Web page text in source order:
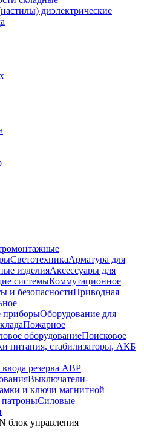
диэлектрические
СветотехникаАрматура для
изделияАксессуары для
системыКоммутационное
и безопасностиПриводная
приборыОборудование для
Пожарное
оборудованиеПоисковое
питания, стабилизаторы, АКБ
ввода резерва АВР
Выключатели-
и ключи магнитной
патроныСиловые
управления